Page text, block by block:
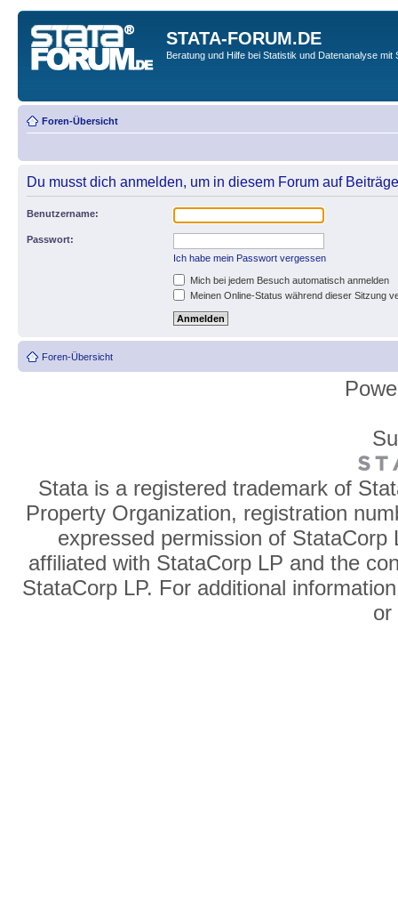
STATA-FORUM.DE
Beratung und Hilfe bei Statistik und Datenanalyse mit
Foren-Übersicht
Du musst dich anmelden, um in diesem Forum auf
Benutzername:
Passwort:
Ich habe mein Passwort vergessen
Mich bei jedem Besuch automatisch anmelden
Meinen Online-Status während dieser Sitzung
Foren-Übersicht
Stata is a registered trademark of
Property Organization, registration
expressed permission of
affiliated with StataCorp LP and the
StataCorp LP. For additional
or